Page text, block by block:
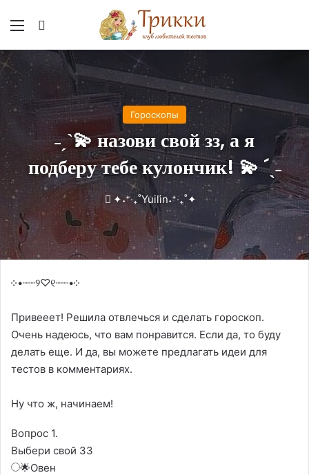
Меню
Гороскопы
˗ˏˋ💫 назови свой зз, а я
подберу тебе кулончик! 💫 ´ˎ˗
✦˖⁺‧₊˚Yuilin˖⁺‧₊˚✦
༶•┈┈୨♡୧┈┈•༶
Привееет! Решила отвлечься и сделать гороскоп.
Очень надеюсь, что вам понравится. Если да, то буду
делать еще. И да, вы можете предлагать идеи для
тестов в комментариях.
Ну что ж, начинаем!
Вопрос 1.
Выбери свой ЗЗ
🌟Овен